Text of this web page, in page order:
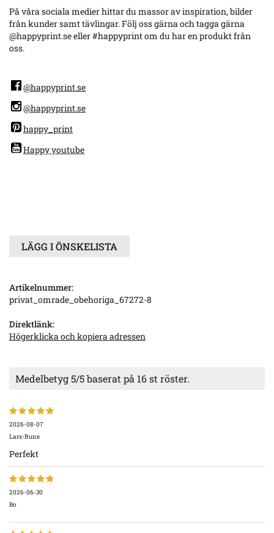
På våra sociala medier hittar du massor av inspiration, bilder
från kunder samt tävlingar. Följ oss gärna och tagga gärna
@happyprint.se eller #happyprint om du har en produkt från
oss.
@happyprint.se
@happyprint.se
happy_print
Happy youtube
LÄGG I ÖNSKELISTA
Artikelnummer:
privat_omrade_obehoriga_67272-8
Direktlänk:
Högerklicka och kopiera adressen
Medelbetyg5/5 baserat på 16st röster.
2026-08-07
Lars-Rune
Perfekt
2026-06-30
Bo